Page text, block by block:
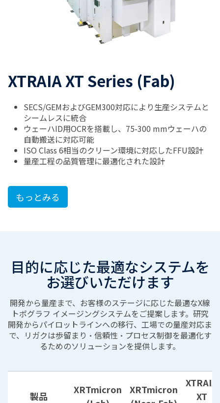
XTRAIA XT Series (Fab)
SECS/GEMおよびGEM300対応により生産システムと
シームレスに統合
ウェーハID用OCRを搭載し、75-300 mmウェーハの
自動搬送に対応可能
ISO Class 6相当のクリーン環境に対応したFFU設計
量産工程の品質管理に最適化された設計
もっとみる
目的に応じた最適なシステムを
お選びいただけます
開発から量産まで、お客様のステージに応じた最適なX線
トポグラフ イメージングシステムをご提案します。研究
開発からパイロットラインへの移行、工場での量産対応ま
で、リガクは歩留まり・信頼性・プロセス制御を最適化す
るためのソリューションを提供します。
製品
XRTmicron
XRTmicron
XTRAIA
XT​